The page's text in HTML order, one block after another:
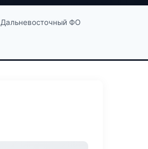
Дальневосточный ФО